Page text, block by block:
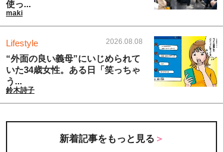
使っ...
maki
Lifestyle 2026.08.08
“外面の良い義母”にいじめられて
いた34歳女性。ある日「笑っちゃ
う...
鈴木詩子
新着記事をもっと見る